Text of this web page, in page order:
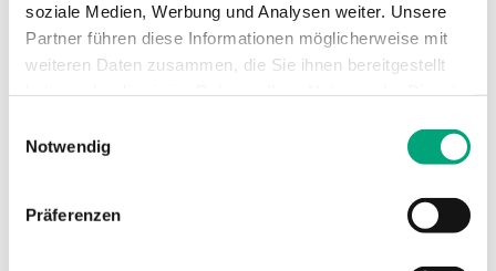
soziale Medien, Werbung und Analysen weiter. Unsere
Partner führen diese Informationen möglicherweise mit
weiteren Daten zusammen, die Sie ihnen bereitgestellt
Notwendig
Präferenzen
REGIN
RU9X M-Bus-Schnittstellenkarte
M-Bus-Schnittstelle zum Anschluss von
Wasser usw.).